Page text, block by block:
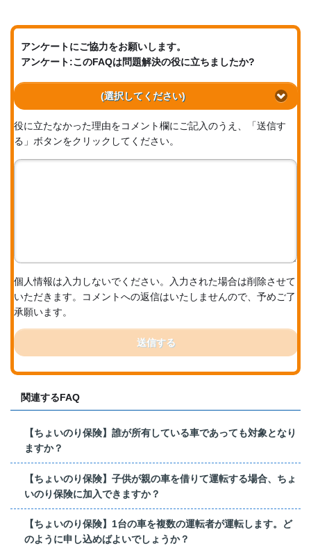
アンケートにご協力をお願いします。
アンケート:このFAQは問題解決の役に立ちましたか?
(選択してください)
役に立たなかった理由をコメント欄にご記入のうえ、「送信す
る」ボタンをクリックしてください。
個人情報は入力しないでください。入力された場合は削除させて
いただきます。コメントへの返信はいたしませんので、予めご了
承願います。
送信する
関連するFAQ
【ちょいのり保険】誰が所有している車であっても対象となり
ますか？
【ちょいのり保険】子供が親の車を借りて運転する場合、ちょ
いのり保険に加入できますか？
【ちょいのり保険】1台の車を複数の運転者が運転します。ど
のように申し込めばよいでしょうか？